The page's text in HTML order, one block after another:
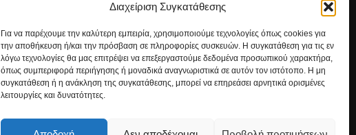
Διαχείριση Συγκατάθεσης
Για να παρέχουμε την καλύτερη εμπειρία, χρησιμοποιούμε τεχνολογίες όπως cookies για
την αποθήκευση ή/και την πρόσβαση σε πληροφορίες συσκευών. Η συγκατάθεση για τις εν
λόγω τεχνολογίες θα μας επιτρέψει να επεξεργαστούμε δεδομένα προσωπικού χαρακτήρα,
όπως συμπεριφορά περιήγησης ή μοναδικά αναγνωριστικά σε αυτόν τον ιστότοπο. Η μη
συγκατάθεση ή η ανάκληση της συγκατάθεσης, μπορεί να επηρεάσει αρνητικά ορισμένες
λειτουργίες και δυνατότητες.